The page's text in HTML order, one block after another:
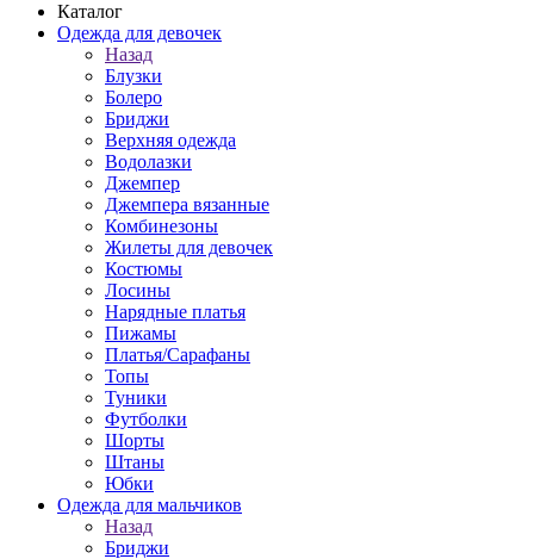
Каталог
Одежда для девочек
Назад
Блузки
Болеро
Бриджи
Верхняя одежда
Водолазки
Джемпер
Джемпера вязанные
Комбинезоны
Жилеты для девочек
Костюмы
Лосины
Нарядные платья
Пижамы
Платья/Сарафаны
Топы
Туники
Футболки
Шорты
Штаны
Юбки
Одежда для мальчиков
Назад
Бриджи